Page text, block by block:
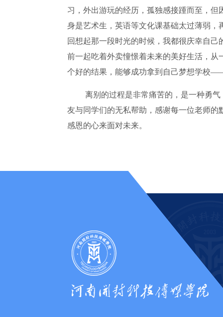
习，外出游玩的经历，孤独感接踵而至，
身是艺术生，英语等文化课基础太过薄弱
回想起那一段时光的时候，我都很庆幸自
前一起吃着外卖憧憬着未来的美好生活，
个好的结果，能够成功拿到自己梦想学校
离别的过程是非常痛苦的，是一种勇
友与同学们的无私帮助，感谢每一位老师
感恩的心来面对未来。